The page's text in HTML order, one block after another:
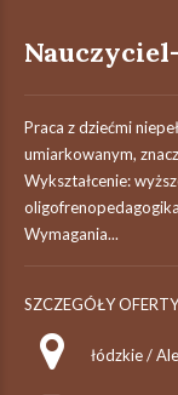
Praca z dziećmi
umiarkowanym,
Wykształcenie:
Wymagania...
SZCZEGÓŁY OFERTY
łódzkie /